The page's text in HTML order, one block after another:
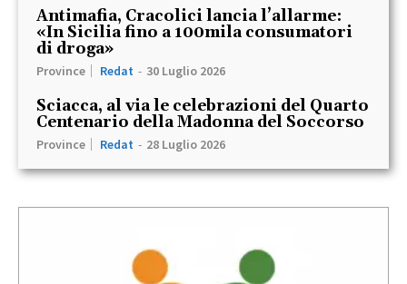
Antimafia, Cracolici lancia l’allarme:
«In Sicilia fino a 100mila consumatori
di droga»
Province Redat - 30 Luglio 2026
Sciacca, al via le celebrazioni del Quarto
Centenario della Madonna del Soccorso
Province Redat - 28 Luglio 2026